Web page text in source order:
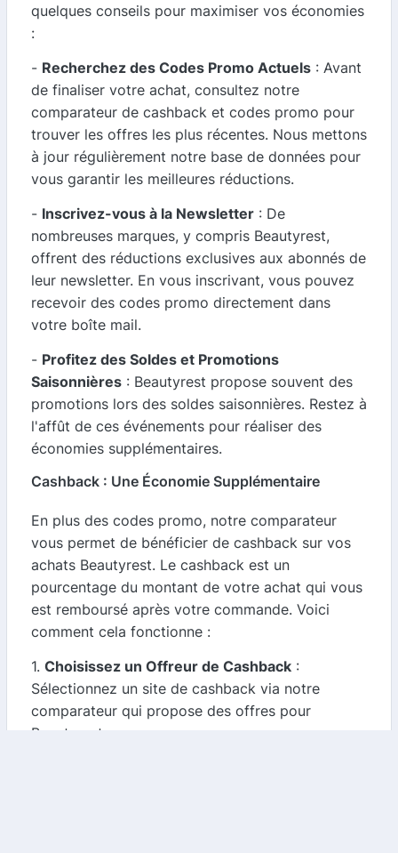
quelques conseils pour maximiser vos économies
:
- Recherchez des Codes Promo Actuels : Avant
de finaliser votre achat, consultez notre
comparateur de cashback et codes promo pour
trouver les offres les plus récentes. Nous mettons
à jour régulièrement notre base de données pour
vous garantir les meilleures réductions.
- Inscrivez-vous à la Newsletter : De
nombreuses marques, y compris Beautyrest,
offrent des réductions exclusives aux abonnés de
leur newsletter. En vous inscrivant, vous pouvez
recevoir des codes promo directement dans
votre boîte mail.
- Profitez des Soldes et Promotions
Saisonnières : Beautyrest propose souvent des
promotions lors des soldes saisonnières. Restez à
l'affût de ces événements pour réaliser des
économies supplémentaires.
Cashback : Une Économie Supplémentaire
En plus des codes promo, notre comparateur
vous permet de bénéficier de cashback sur vos
achats Beautyrest. Le cashback est un
pourcentage du montant de votre achat qui vous
est remboursé après votre commande. Voici
comment cela fonctionne :
1. Choisissez un Offreur de Cashback :
Sélectionnez un site de cashback via notre
comparateur qui propose des offres pour
Beautyrest.